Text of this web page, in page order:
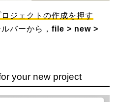
ロジェクトの作成を押す
バーから， file > new >
your new project